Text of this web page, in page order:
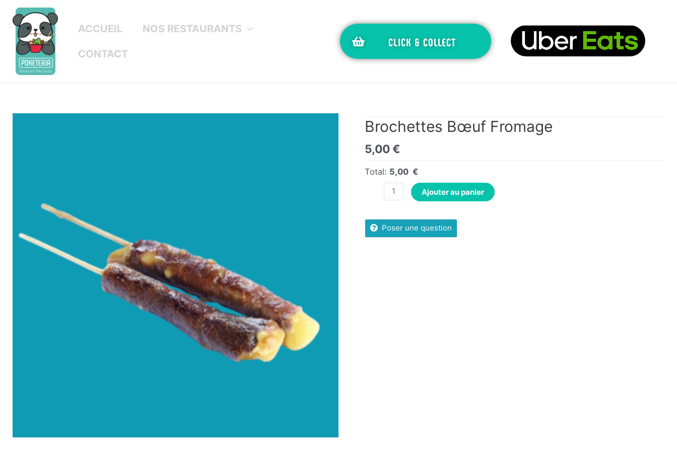
ACCUEIL NOS RESTAURANTS
CONTACT
CLICK & COLLECT
Brochettes Bœuf Fromage
5,00€
Total: 5,00 €
Ajouter au panier
Poser une question